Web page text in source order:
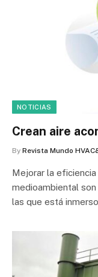
NOTICIAS
Crean aire
By Revista Mundo
Mejorar la
medioambiental
las que está